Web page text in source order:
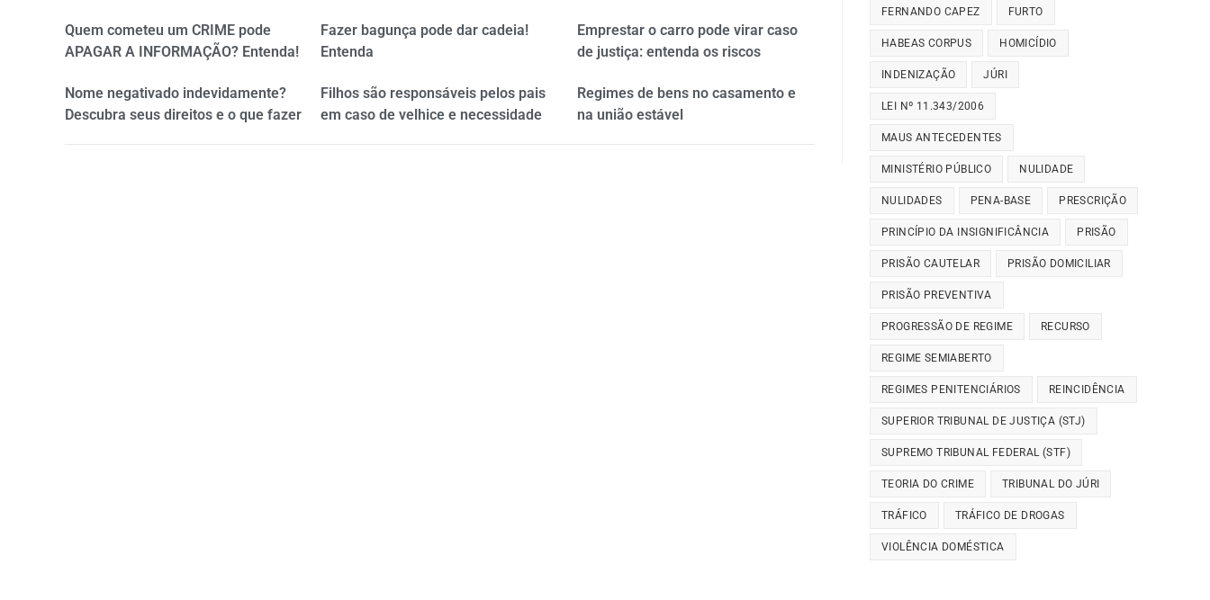
Quem cometeu um CRIME pode
APAGAR A INFORMAÇÃO? Entenda!
Fazer bagunça pode dar cadeia!
Entenda
Emprestar o carro pode virar caso
de justiça: entenda os riscos
Nome negativado indevidamente?
Descubra seus direitos e o que fazer
Filhos são responsáveis pelos pais
em caso de velhice e necessidade
Regimes de bens no casamento e
na união estável
FERNANDO CAPEZ FURTO
HABEAS CORPUS HOMICÍDIO
INDENIZAÇÃO JÚRI
LEI Nº 11.343/2006
MAUS ANTECEDENTES
MINISTÉRIO PÚBLICO NULIDADE
NULIDADES PENA-BASE PRESCRIÇÃO
PRINCÍPIO DA INSIGNIFICÂNCIA PRISÃO
PRISÃO CAUTELAR PRISÃO DOMICILIAR
PRISÃO PREVENTIVA
PROGRESSÃO DE REGIME RECURSO
REGIME SEMIABERTO
REGIMES PENITENCIÁRIOS REINCIDÊNCIA
SUPERIOR TRIBUNAL DE JUSTIÇA (STJ)
SUPREMO TRIBUNAL FEDERAL (STF)
TEORIA DO CRIME TRIBUNAL DO JÚRI
TRÁFICO TRÁFICO DE DROGAS
VIOLÊNCIA DOMÉSTICA